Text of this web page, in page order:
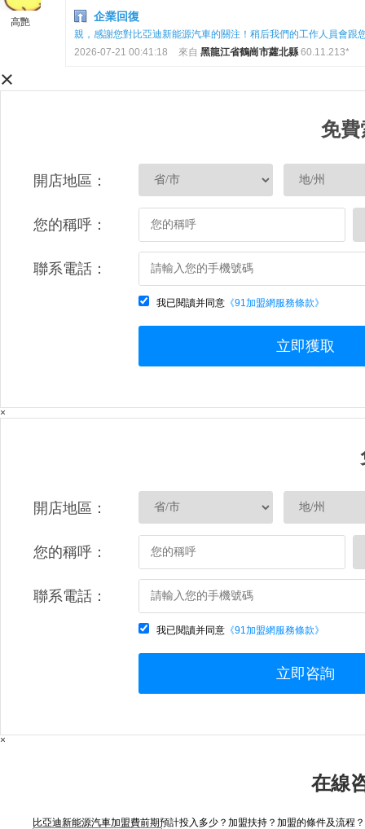
高艷
企業回復
親，感謝您對比亞迪新能源汽車的關注！稍后我們的工作人員會跟
2026-07-21 00:41:18
來自 黑龍江省鶴崗市蘿北縣60.11.213*
×
免費
開店地區：
您的稱呼：
聯系電話：
我已閱讀并同意 《91加盟網服務條款》
立即獲取
×
開店地區：
您的稱呼：
聯系電話：
我已閱讀并同意 《91加盟網服務條款》
立即咨詢
×
在線
比亞迪新能源汽車加盟費前期預計投入多少？加盟扶持？加盟的條件及流程